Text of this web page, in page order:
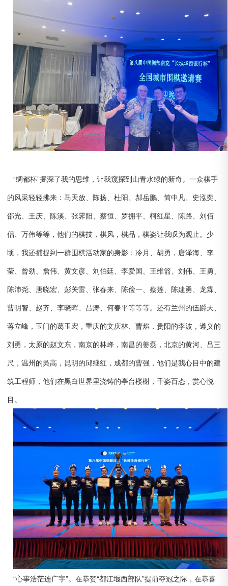
“绸都杯”掘深了我的思维，让我窥探到山青水绿的新奇。一众棋手
的风采轻轻拂来：马天放、陈扬、杜阳、郝岳鹏、简中凡、史泓奕、
邵光、王庆、陈溪、张霁阳、蔡恒、罗拥平、柯红星、陈路、刘佰
侣、万伟等等，他们的棋技，棋风，棋品，棋姿让我叹为观止。少
顷，我还捕捉到一群围棋活动家的身影：冷月、胡勇，唐泽海、李
莹、曾劲、詹伟、黄文彦、刘伯廷、李爱国、王维箭、刘伟、王勇、
陈沛尧、唐晓宏、彭关雷、张春来、陈俭一、蔡莲、陈建勇、龙霖、
曹明智、赵齐、李晓晖、吕涛、何春平等等等。还有兰州的伍爵天、
蒋立峰，玉门的葛玉宏，重庆的文庆林、曹焰，贵阳的李波，遵义的
刘勇，太原的赵文东，南京的林峰，南昌的姜磊，北京的黄河、吕三
尺，温州的吳高，昆明的邱继红，成都的曹强，他们是我心目中的建
筑工程师，他们在黑白世界里浇铸的亭台楼榭，千姿百态，赏心悦
目。
“心事浩茫连广宇”。在恭贺“都江堰西部队”提前夺冠之际，在恭喜